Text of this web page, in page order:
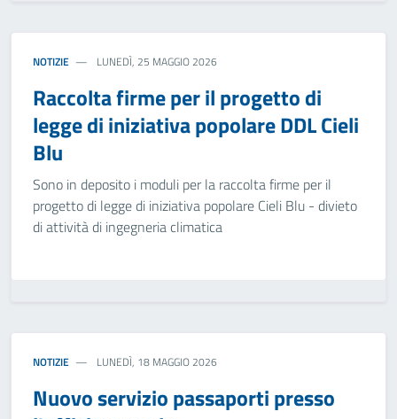
NOTIZIE LUNEDÌ, 25 MAGGIO 2026
Raccolta firme per il progetto di
legge di iniziativa popolare DDL Cieli
Blu
Sono in deposito i moduli per la raccolta firme per il
progetto di legge di iniziativa popolare Cieli Blu - divieto
di attività di ingegneria climatica
NOTIZIE LUNEDÌ, 18 MAGGIO 2026
Nuovo servizio passaporti presso